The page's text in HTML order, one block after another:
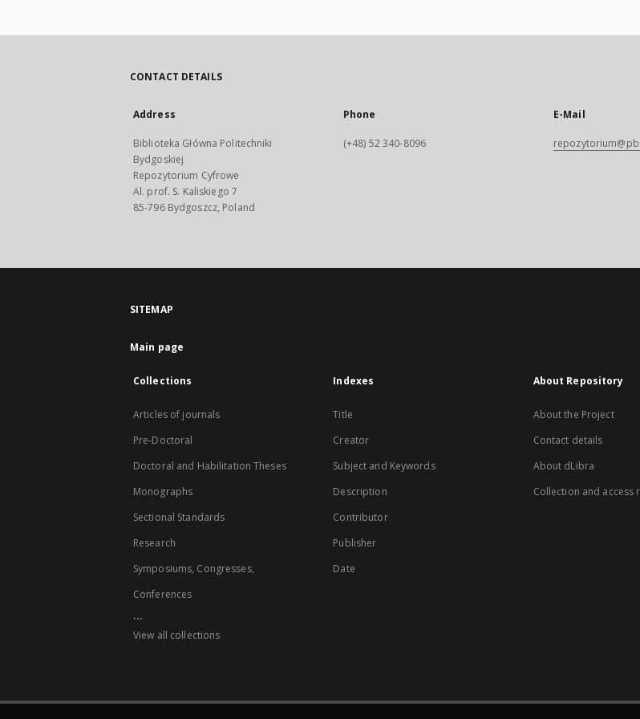
CONTACT DETAILS
Address
Biblioteka Główna Politechniki
Bydgoskiej
Repozytorium Cyfrowe
Al. prof. S. Kaliskiego 7
85-796 Bydgoszcz, Poland
Phone
(+48) 52 340-8096
E-Mail
SITEMAP
Main page
Collections
Articles of journals
Pre-Doctoral
Doctoral and Habilitation Theses
Monographs
Sectional Standards
Research
Symposiums, Congresses,
Conferences
...
View all collections
Indexes
Title
Creator
Subject and Keywords
Description
Contributor
Publisher
Date
About Repository
About the Project
Contact details
About dLibra
Collection and access